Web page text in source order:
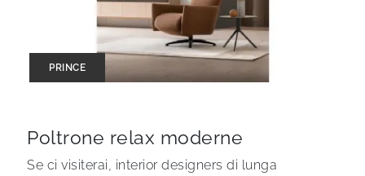
PRINCE
Poltrone relax moderne
Se ci visiterai, interior designers di lunga